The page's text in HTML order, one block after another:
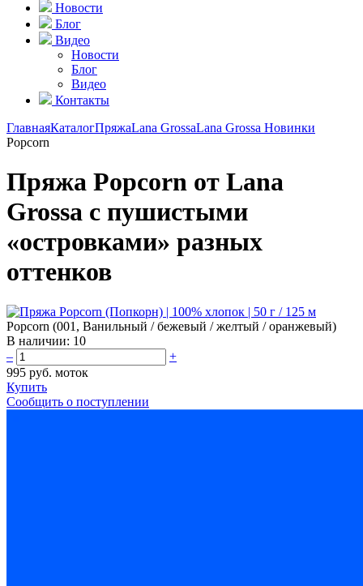
Новости
Блог
Видео
Новости
Блог
Видео
Контакты
ГлавнаяКаталогПряжаLana GrossaLana Grossa Новинки
Popcorn
Пряжа Popcorn от Lana
Grossa с пушистыми
«островками» разных
оттенков
Popcorn (001, Ванильный / бежевый / желтый / оранжевый)
В наличии: 10
–
+
995 руб. моток
Купить
Сообщить о поступлении